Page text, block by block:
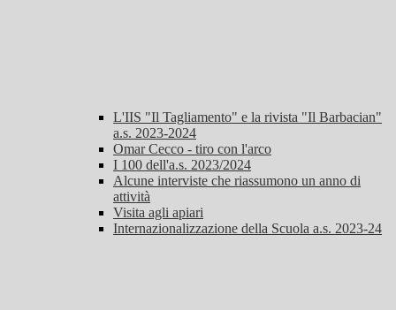
L'IIS "Il Tagliamento" e la rivista "Il Barbacian"
a.s. 2023-2024
Omar Cecco - tiro con l'arco
I 100 dell'a.s. 2023/2024
Alcune interviste che riassumono un anno di
attività
Visita agli apiari
Internazionalizzazione della Scuola a.s. 2023-24